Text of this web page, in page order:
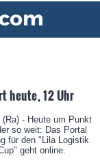
heute, 12 Uhr
(Ra) - Heute um Punkt
so weit: Das Portal
für den "Lila Logistik
geht online.